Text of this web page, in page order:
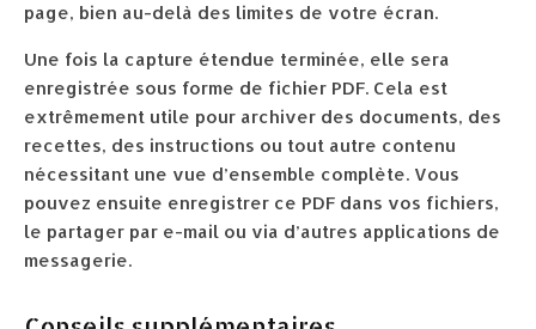
page, bien au-delà des limites de votre écran.
Une fois la capture étendue terminée, elle sera
enregistrée sous forme de fichier PDF. Cela est
extrêmement utile pour archiver des documents, des
recettes, des instructions ou tout autre contenu
nécessitant une vue d’ensemble complète. Vous
pouvez ensuite enregistrer ce PDF dans vos fichiers,
le partager par e-mail ou via d’autres applications de
messagerie.